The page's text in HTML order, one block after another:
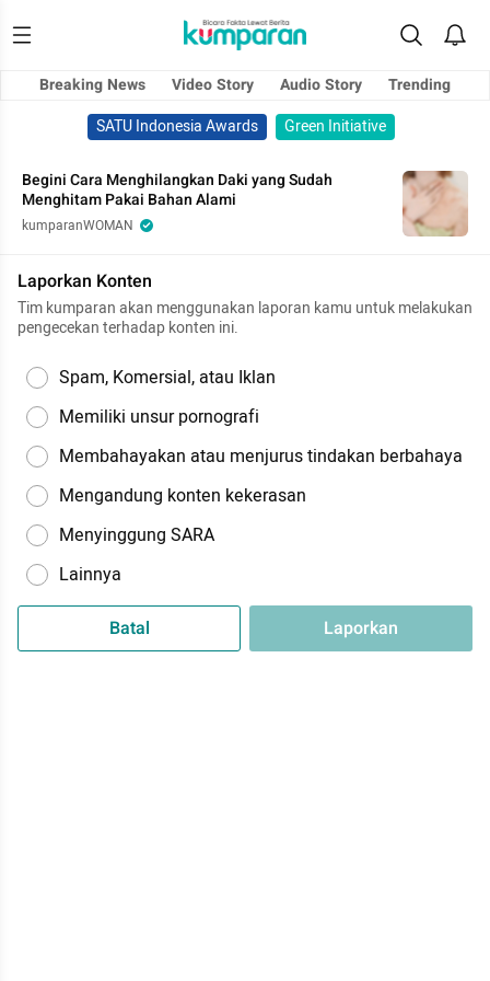
Breaking News Video Story Audio Story
Trending
SATU Indonesia Awards
Green Initiative
Begini Cara Menghilangkan Daki yang Sudah
Menghitam Pakai Bahan Alami
kumparanWOMAN
Laporkan Konten
Tim kumparan akan menggunakan laporan kamu untuk melakukan
pengecekan terhadap konten ini.
Spam, Komersial, atau Iklan
Memiliki unsur pornografi
Membahayakan atau menjurus tindakan berbahaya
Mengandung konten kekerasan
Menyinggung SARA
Lainnya
Batal Laporkan